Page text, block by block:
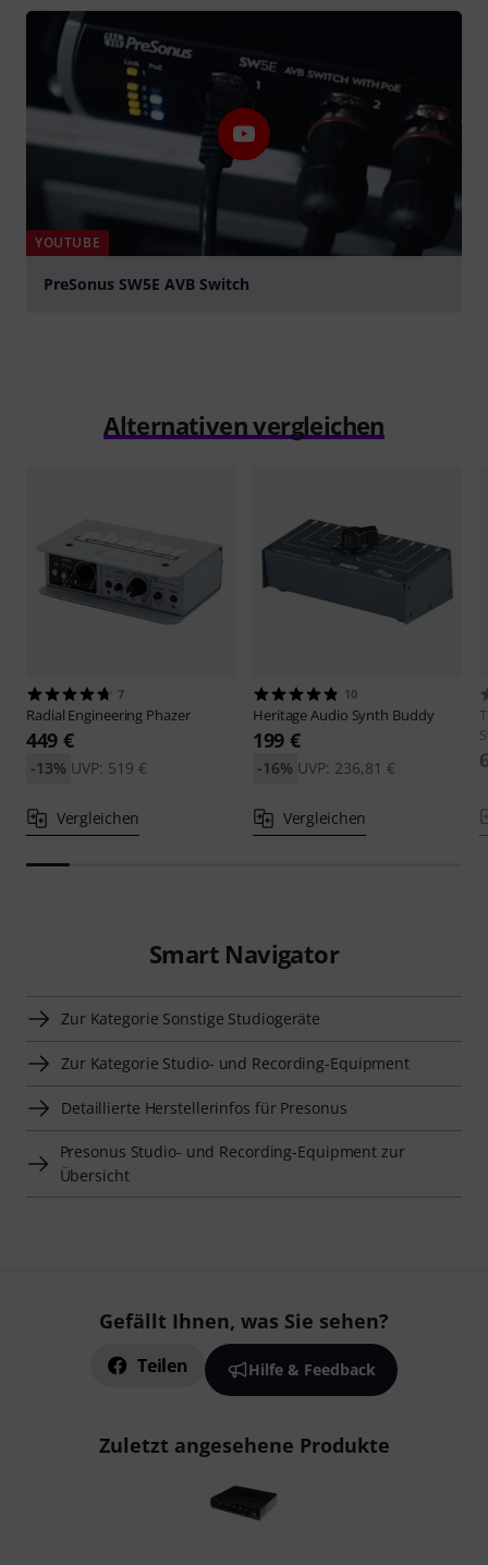
YOUTUBE
PreSonus SW5E AVB Switch
Alternativen vergleichen
7
Radial Engineering Phazer
449 €
UVP: 519 €
-13%
Vergleichen
10
Heritage Audio Synth Buddy
199 €
UVP: 236,81 €
-16%
Vergleichen
Smart Navigator
Zur Kategorie Sonstige Studiogeräte
Zur Kategorie Studio- und Recording-Equipment
Detaillierte Herstellerinfos für Presonus
Presonus Studio- und Recording-Equipment zur
Übersicht
Gefällt Ihnen, was Sie sehen?
Teilen Hilfe & Feedback
Zuletzt angesehene Produkte